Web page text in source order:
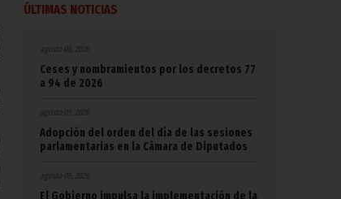
ÚLTIMAS NOTICIAS
agosto 06, 2026
Ceses y nombramientos por los decretos 77
a 94 de 2026
agosto 05, 2026
Adopción del orden del día de las sesiones
parlamentarias en la Cámara de Diputados
agosto 05, 2026
El Gobierno impulsa la implementación de la